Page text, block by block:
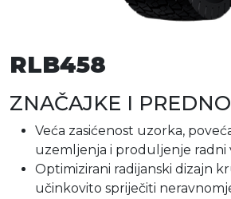
RLB458
ZNAČAJKE I
Veća zasićenost uzorka,
uzemljenja i produljenje radni
Optimizirani radijanski dizajn
učinkovito spriječiti